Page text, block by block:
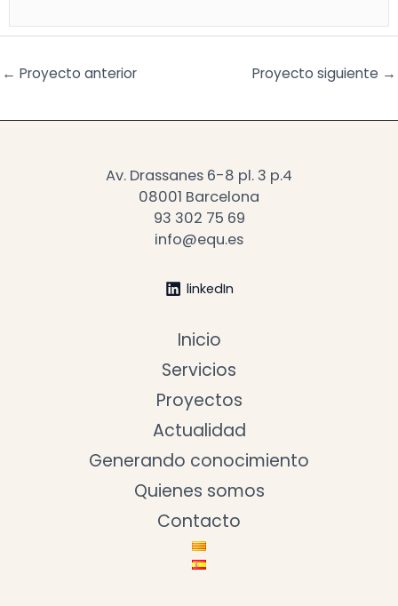
← Proyecto anterior Proyecto siguiente →
Av. Drassanes 6-8 pl. 3 p.4
08001 Barcelona
93 302 75 69
info@equ.es
linkedIn
Inicio
Servicios
Proyectos
Actualidad
Generando conocimiento
Quienes somos
Contacto